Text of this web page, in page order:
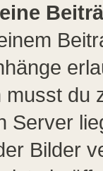
du
Server
Bilder